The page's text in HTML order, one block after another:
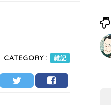
CATEGORY : 雑記